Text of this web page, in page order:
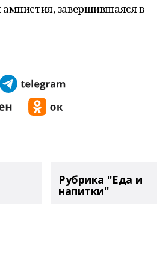
завершившаяся в
Рубрика "Еда и
напитки"